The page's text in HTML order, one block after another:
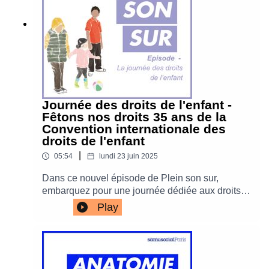
Journée des droits de l'enfant -
Fêtons nos droits 35 ans de la
Convention internationale des
droits de l'enfant
05:54 lundi 23 juin 2025
Dans ce nouvel épisode de Plein son sur,
embarquez pour une journée dédiée aux droits
de l’enfant, organisée à l’occasion des 35 ans de
la Convention internationale des Droits de
l'enfant. Avec l’événement « Fêtons nos droits »,
ateliers et échanges ont rythmé cette journée
riche en découvertes.
Play